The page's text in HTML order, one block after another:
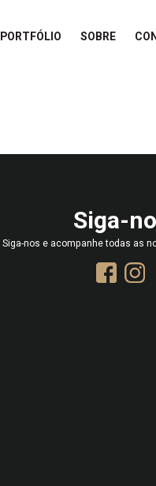
PORTFÓLIO SOBRE
Siga-
Siga-nos e acompanhe todas as